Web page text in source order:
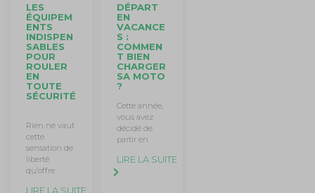
LES
ÉQUIPEM
ENTS
INDISPEN
SABLES
POUR
ROULER
EN
TOUTE
SÉCURITÉ
Rien ne vaut
cette
sensation de
liberté
qu’offre
LIRE LA SUITE
DÉPART
EN
VACANCE
S :
COMMEN
T BIEN
CHARGER
SA MOTO
?
Cette année,
vous avez
décidé de
partir en
LIRE LA SUITE